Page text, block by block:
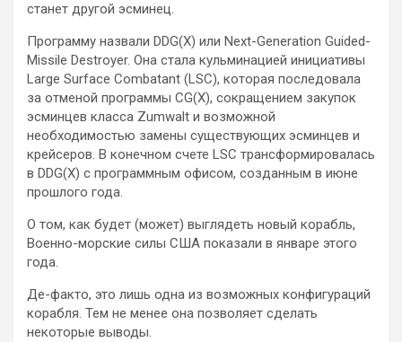
станет другой эсминец.
Программу назвали DDG(X) или Next-Generation Guided-
Missile Destroyer. Она стала кульминацией инициативы
Large Surface Combatant (LSC), которая последовала
за отменой программы CG(X), сокращением закупок
эсминцев класса Zumwalt и возможной
необходимостью замены существующих эсминцев и
крейсеров. В конечном счете LSC трансформировалась
в DDG(X) с программным офисом, созданным в июне
прошлого года.
О том, как будет (может) выглядеть новый корабль,
Военно-морские силы США показали в январе этого
года.
Де-факто, это лишь одна из возможных конфигураций
корабля. Тем не менее она позволяет сделать
некоторые выводы.